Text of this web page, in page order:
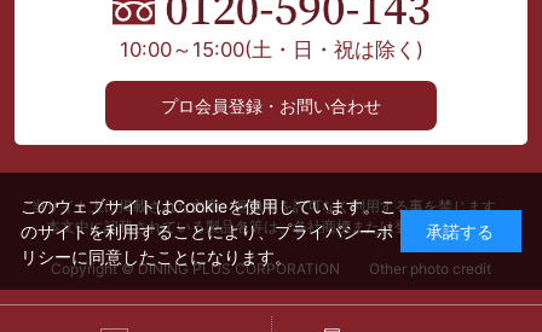
10:00～15:00(土・日・祝は除く)
プロ会員登録・お問い合わせ
当サイト上に掲載された文章、画像等を許可なく利用する事を禁じます。
本文中に記載されている製品名等は、各社商標または登録商標です。
Copyright © DINING PLUS CORPORATION Other photo credit
このウェブサイトはCookieを使用しています。こ
のサイトを利用することにより、プライバシーポ
リシーに同意したことになります。
承諾する